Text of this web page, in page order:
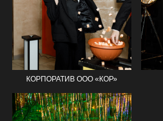
КОРПОРАТИВ ООО «КОР»